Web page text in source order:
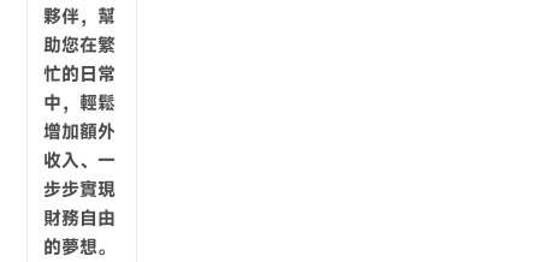
夥伴，幫
助您在繁
忙的日常
中，輕鬆
增加額外
收入、一
步步實現
財務自由
的夢想。